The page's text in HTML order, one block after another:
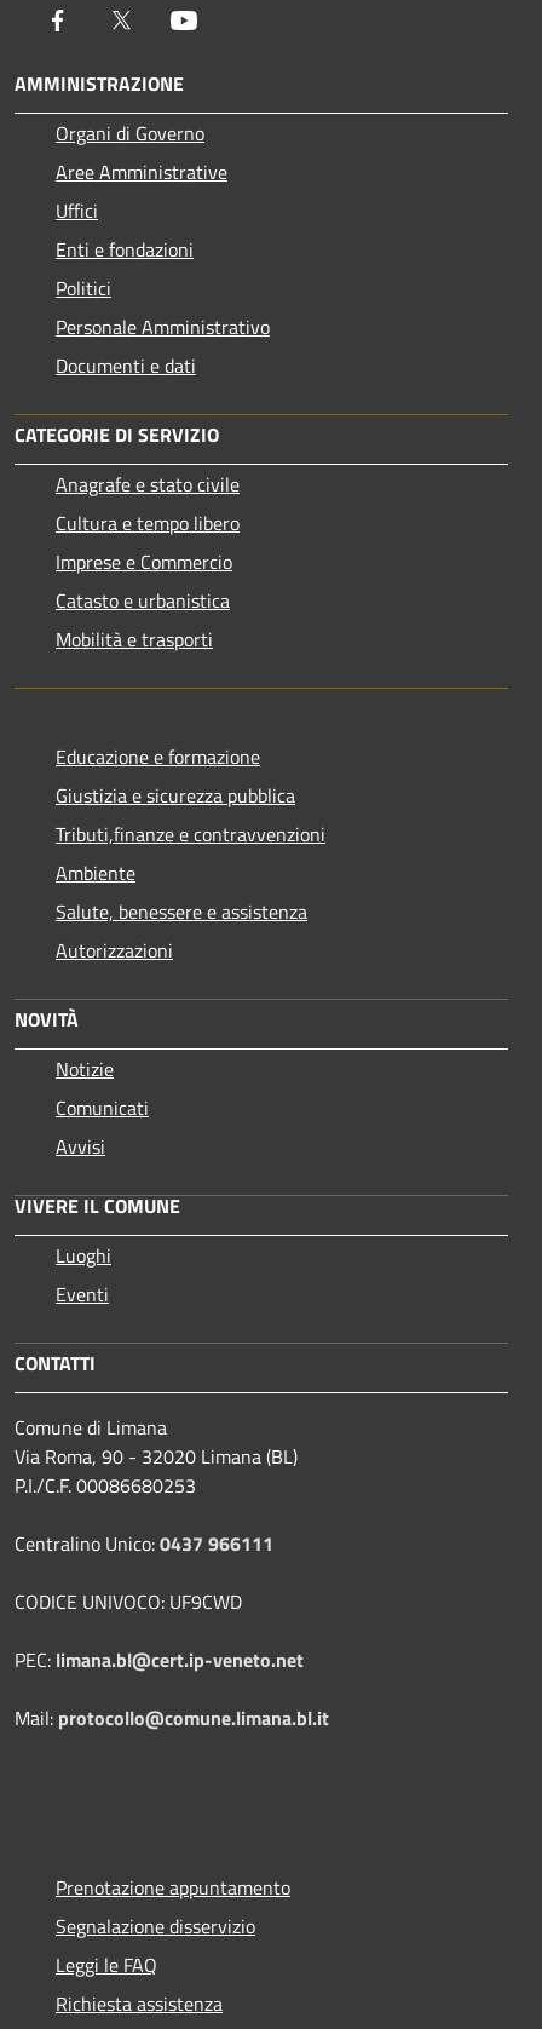
Facebook Twitter
AMMINISTRAZIONE
Organi di Governo
Aree Amministrative
Uffici
Enti e fondazioni
Politici
Personale Amministrativo
Documenti e dati
CATEGORIE DI SERVIZIO
Anagrafe e stato civile
Cultura e tempo libero
Imprese e Commercio
Catasto e urbanistica
Mobilità e trasporti
Educazione e formazione
Giustizia e sicurezza pubblica
Tributi,finanze e contravvenzioni
Ambiente
Salute, benessere e assistenza
Autorizzazioni
NOVITÀ
Notizie
Comunicati
Avvisi
VIVERE IL COMUNE
Luoghi
Eventi
CONTATTI
Comune di Limana
Via Roma, 90 - 32020 Limana (BL)
P.I./C.F. 00086680253
Centralino Unico:0437 966111
CODICE UNIVOCO: UF9CWD
PEC: limana.bl@cert.ip-veneto.net
Mail: protocollo@comune.limana.bl.it
Prenotazione appuntamento
Segnalazione disservizio
Leggi le FAQ
Richiesta assistenza